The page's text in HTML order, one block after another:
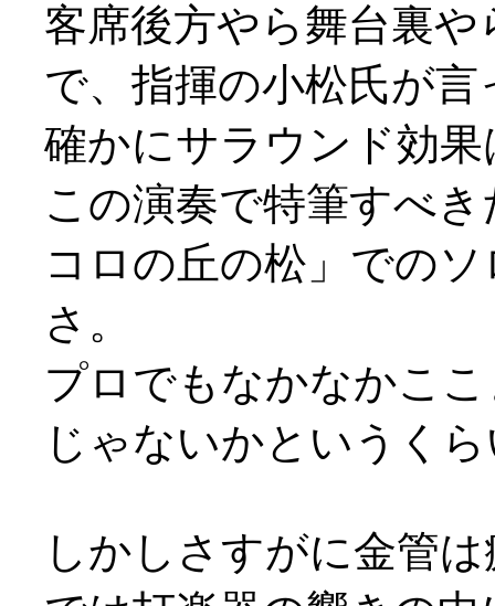
客席後方やら舞台裏
で、指揮の小松氏が
確かにサラウンド効
この演奏で特筆すべ
コロの丘の松」での
さ。
プロでもなかなかこ
じゃないかというく
しかしさすがに金管